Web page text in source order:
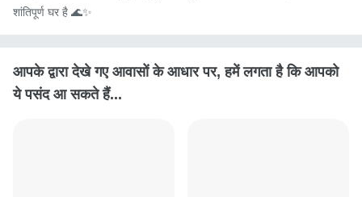
शांतिपूर्ण घर है 🌊✨
आपके द्वारा देखे गए आवासों के आधार पर, हमें लगता है कि आपको
ये पसंद आ सकते हैं...